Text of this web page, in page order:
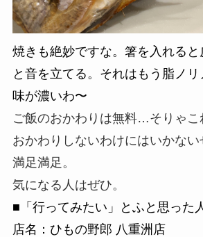
焼きも絶妙ですな。箸を入れると
と音を立てる。それはもう脂ノ
味が濃いわ〜
ご飯のおかわりは無料…そりゃこ
おかわりしないわけにはいかない
満足満足。
気になる人はぜひ。
■「行ってみたい」とふと思った
店名：ひもの野郎 八重洲店